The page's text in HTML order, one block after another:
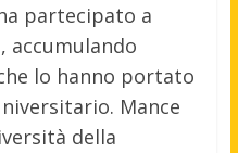
partecipato a
accumulando
lo hanno portato
Mance
della